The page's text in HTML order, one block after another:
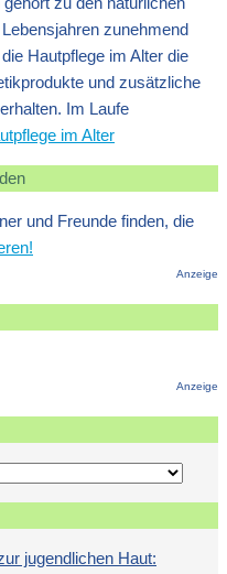
zunehmend
Hautpflege im Alter die
und zusätzliche
Im Laufe
im Alter
und Freunde finden, die
Anzeige
Anzeige
jugendlichen Haut: